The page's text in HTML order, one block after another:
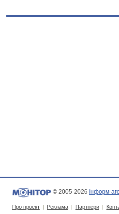
© 2005-2026 Інформ-
Про проект | Реклама | Партнери |